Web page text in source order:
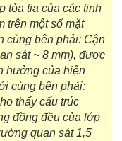
tỏa tia của các tinh
trên một số mặt
cùng bên phải: Cận
sát ~ 8 mm), được
hưởng của hiện
cùng bên phải:
thấy cấu trúc
đồng đều của lớp
quan sát 1,5